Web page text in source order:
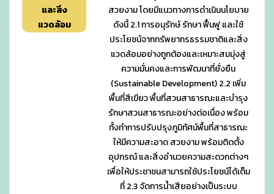
และสิ่ง
แวดล้อม
สวยงาม โดยมีแนวทางการดำเนินนโยบาย
ดังนี้ 2.1 การอนุรักษ์ รักษา ฟื้นฟู และใช้
ประโยชน์จากทรัพยากรธรรมชาติและสิ่ง
แวดล้อมอย่างถูกต้องและเหมาะสมมุ่งสู่
ความมั่นคงและการพัฒนาที่ยั่งยืน
(Sustainable Development) 2.2 เพิ่ม
พื้นที่สีเขียว พื้นที่สวนสาธารณะและบำรุง
รักษาสวนสาธารณะอย่างต่อเนื่อง พร้อม
ทั้งทำการปรับปรุงภูมิทัศน์พื้นที่สาธารณะ
ให้มีความสะอาด สวยงาม พร้อมติดตั้ง
อุปกรณ์ และสิ่งอำนวยความสะดวกต่างๆ
เพื่อให้ประชาชนสามารถใช้ประโยชน์ได้เต็ม
ที่ 2.3 จัดการน้ำเสียอย่างเป็นระบบ